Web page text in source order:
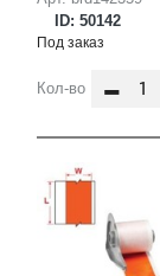
ID: 50142
Под заказ
Кол-во -